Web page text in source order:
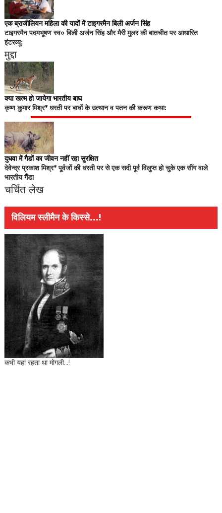
एक ब्राजीलियन महिला की यादों में टाइगरमैन बिली अर्जन सिंह
टाइगरमैन पदमभूषण स्व० बिली अर्जन सिंह और मैरी मुलर की बातचीत पर आधारित
इंटरव्यू:
मुद्दा
क्या खत्म हो जायेगा भारतीय बाघ
कृष्ण कुमार मिश्र* धरती पर बाघों के उत्थान व पतन की करूण कथा:
दुधवा में गैडों का जीवन नहीं रहा सुरक्षित
देवेन्द्र प्रकाश मिश्र* पूर्वजों की धरती पर से एक सदी पूर्व विलुप्त हो चुके एक सींग वाले
भारतीय गैंडा
चर्चित लेख
विलियम स्लीमैन के किस्से...!
कभी यहां रहता था मोगली...!